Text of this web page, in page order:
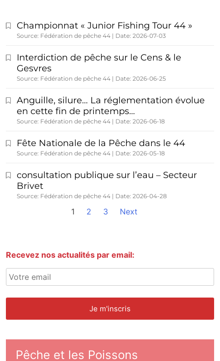
Championnat « Junior Fishing Tour 44 »
Source: Fédération de pêche 44 Date: 2026-07-03
Interdiction de pêche sur le Cens & le
Gesvres
Source: Fédération de pêche 44 Date: 2026-06-25
Anguille, silure… La réglementation évolue
en cette fin de printemps…
Source: Fédération de pêche 44 Date: 2026-06-18
Fête Nationale de la Pêche dans le 44
Source: Fédération de pêche 44 Date: 2026-05-18
consultation publique sur l’eau – Secteur
Brivet
Source: Fédération de pêche 44 Date: 2026-04-28
1 2 3 Next
Recevez nos actualités par email:
Pêche et les Poissons